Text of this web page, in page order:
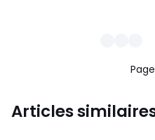
Page
Articles